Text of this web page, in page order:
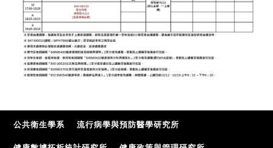
公共衛生學系 流行病學與預防醫學研究所